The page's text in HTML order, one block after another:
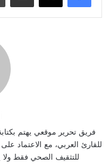
فريق تحرير موقعي يهتم
للقارئ العربي، مع الاعتماد
للتثقيف الصحي فقط